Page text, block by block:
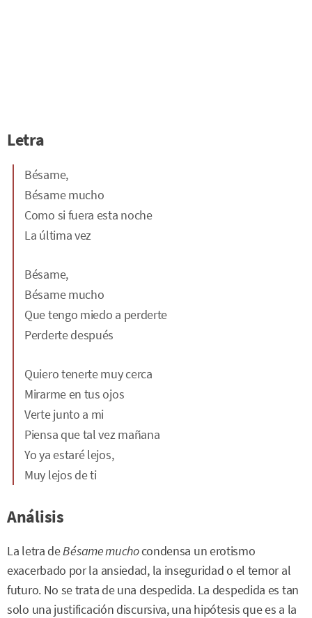
Letra
Bésame,
Bésame mucho
Como si fuera esta noche
La última vez
Bésame,
Bésame mucho
Que tengo miedo a perderte
Perderte después
Quiero tenerte muy cerca
Mirarme en tus ojos
Verte junto a mi
Piensa que tal vez mañana
Yo ya estaré lejos,
Muy lejos de ti
Análisis
La letra deBésame muchocondensa un erotismo
exacerbado por la ansiedad, la inseguridad o el temor al
futuro. No se trata de una despedida. La despedida es tan
solo una justificación discursiva, una hipótesis que es a la